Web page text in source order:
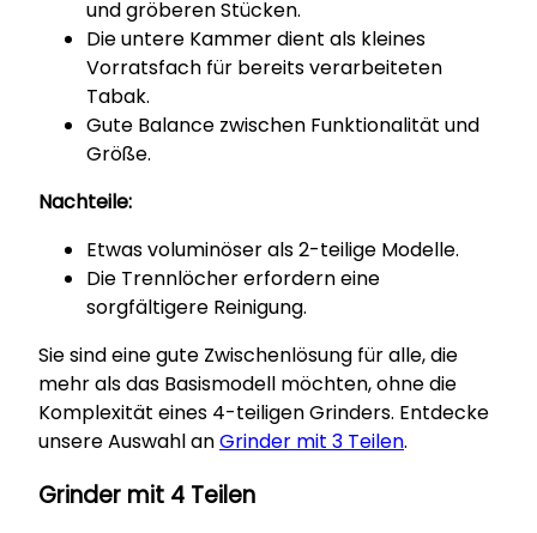
und gröberen Stücken.
Die untere Kammer dient als kleines
Vorratsfach für bereits verarbeiteten
Tabak.
Gute Balance zwischen Funktionalität und
Größe.
Nachteile:
Etwas voluminöser als 2-teilige Modelle.
Die Trennlöcher erfordern eine
sorgfältigere Reinigung.
Sie sind eine gute Zwischenlösung für alle, die
mehr als das Basismodell möchten, ohne die
Komplexität eines 4-teiligen Grinders. Entdecke
unsere Auswahl anGrinder mit 3 Teilen.
Grinder mit 4 Teilen